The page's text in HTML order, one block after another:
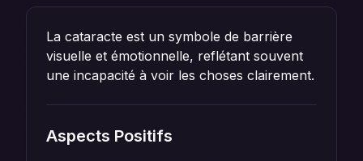
La cataracte est un symbole de barrière
visuelle et émotionnelle, reflétant souvent
une incapacité à voir les choses clairement.
Aspects Positifs